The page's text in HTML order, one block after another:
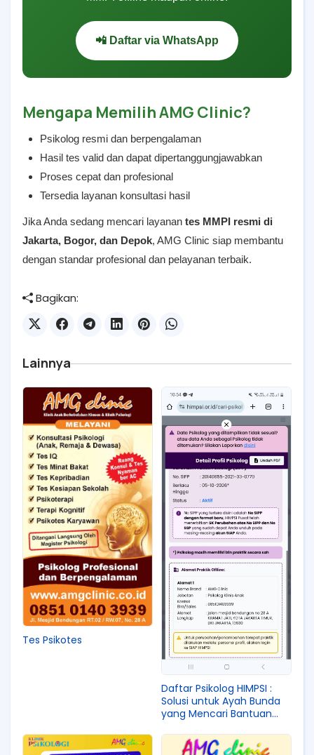
📲 Daftar via WhatsApp
Mengapa Memilih AMG Clinic?
Psikolog resmi dan berpengalaman
Hasil tes valid dan dapat dipertanggungjawabkan
Proses cepat dan profesional
Tersedia layanan konsultasi hasil
Jika Anda sedang mencari layanan tes MMPI resmi di
Jakarta, Bogor, dan Depok, AMG Clinic siap membantu
dengan standar profesional dan pelayanan terbaik.
Bagikan:
Lainnya
Tes Psikotes
Daftar Psikolog HIMPSI :
Solusi untuk Ayah Bunda
yang Mencari Bantuan